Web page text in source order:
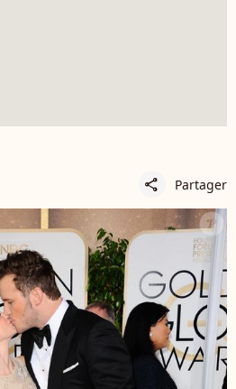
share Partager